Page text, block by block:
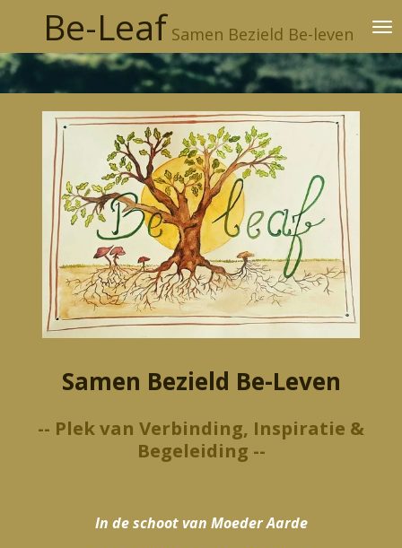
naar
Be-Leaf Samen Bezield Be-leven
Samen Bezield Be-Leven
-- Plek van Verbinding, Inspiratie &
Begeleiding --
In de schoot van Moeder Aarde